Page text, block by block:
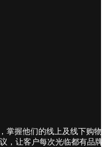
掌握他们的线上及线下购物
，让客户每次光临都有品牌